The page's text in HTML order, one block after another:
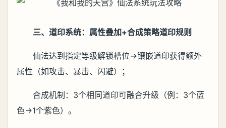
三、道印系统：属性叠加+合成策略道印规则
仙法达到指定等级解锁槽位→镶嵌道印获得额外
属性（如攻击、暴击、闪避）；
合成机制：3个相同道印可融合升级（例：3个蓝
色→1个紫色）。